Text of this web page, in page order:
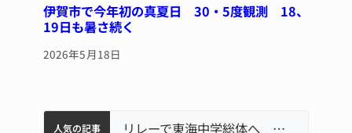
伊賀市で今年初の真夏日 30・5度観測 18、
19日も暑さ続く
2026年5月18日
人気の記事
中学校の陶壁モニュメント 地元建設会社がボランティアで清掃 伊賀名張市立病院のDMAT、熊本地震の被災地へ 能登以来3回目の派遣
【インターハイ⑨】ソフトテニス ミス減らし上位狙う 近大高専 リレーで東海中学総体へ 伊賀・名張